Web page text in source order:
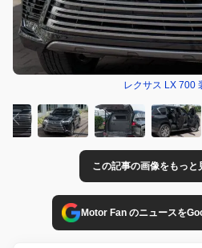
レクサス LX 700
この記事の画像をもっと
Motor Fan のニュースを